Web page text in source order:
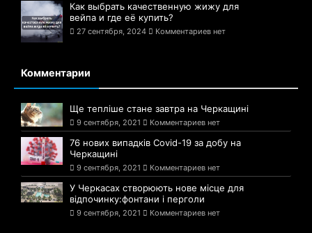
Как выбрать качественную жижу для
вейпа и где её купить?
27 сентября, 2024 Комментариев нет
Комментарии
Ще тепліше стане завтра на Черкащині
9 сентября, 2021 Комментариев нет
76 нових випадків Covid-19 за добу на
Черкащині
9 сентября, 2021 Комментариев нет
У Черкасах створюють нове місце для
відпочинку:фонтани і перголи
9 сентября, 2021 Комментариев нет